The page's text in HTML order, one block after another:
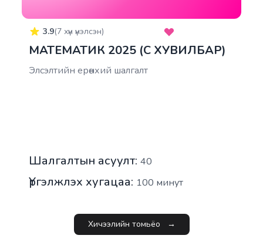
3.9(7 хүн үнэлсэн)
МАТЕМАТИК 2025 (C ХУВИЛБАР)
Элсэлтийн ерөнхий шалгалт
Шалгалтын асуулт: 40
Үргэлжлэх хугацаа: 100 минут
Хичээлийн томьёо →